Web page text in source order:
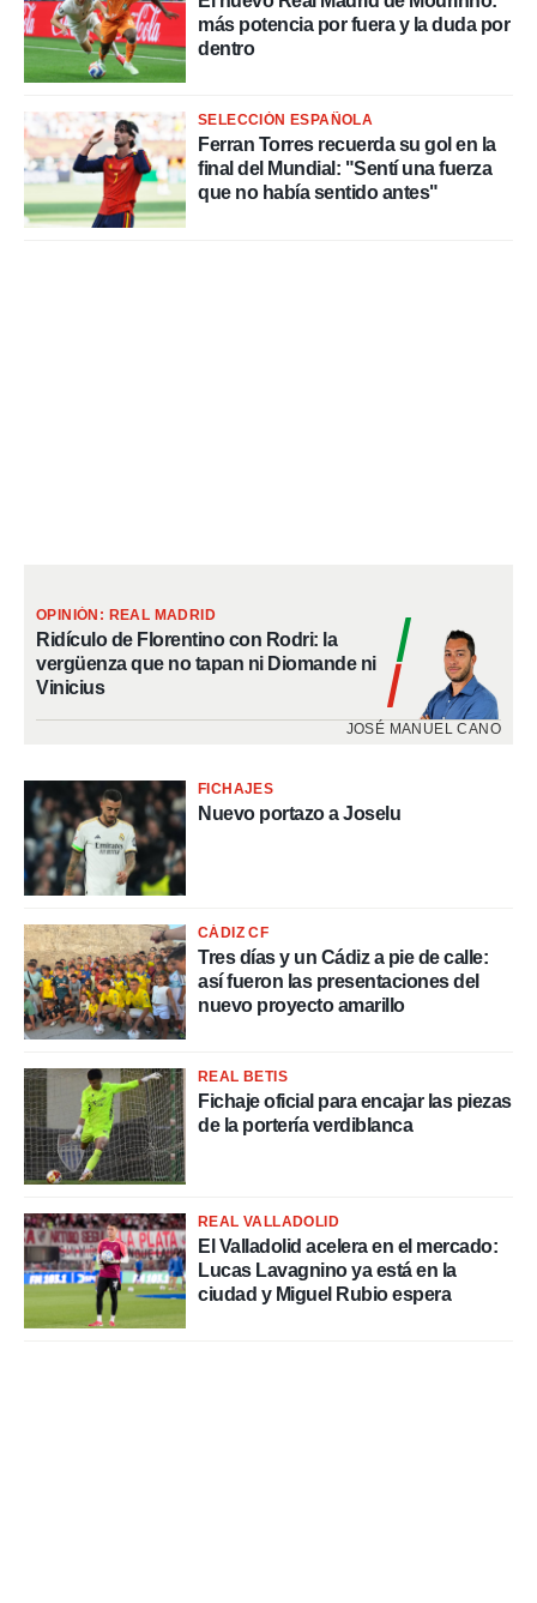
mediante
publicidad
publicidad
más potencia por fuera y la duda por
dentro
SELECCIÓN ESPAÑOLA
Ferran Torres recuerda su gol en la
final del Mundial: "Sentí una fuerza
que no había sentido antes"
OPINIÓN: REAL MADRID
Ridículo de Florentino con Rodri: la
vergüenza que no tapan ni Diomande ni
Vinicius
JOSÉ MANUEL CANO
FICHAJES
Nuevo portazo a Joselu
CÁDIZ CF
Tres días y un Cádiz a pie de calle:
así fueron las presentaciones del
nuevo proyecto amarillo
REAL BETIS
Fichaje oficial para encajar las piezas
de la portería verdiblanca
REAL VALLADOLID
El Valladolid acelera en el mercado:
Lucas Lavagnino ya está en la
ciudad y Miguel Rubio espera